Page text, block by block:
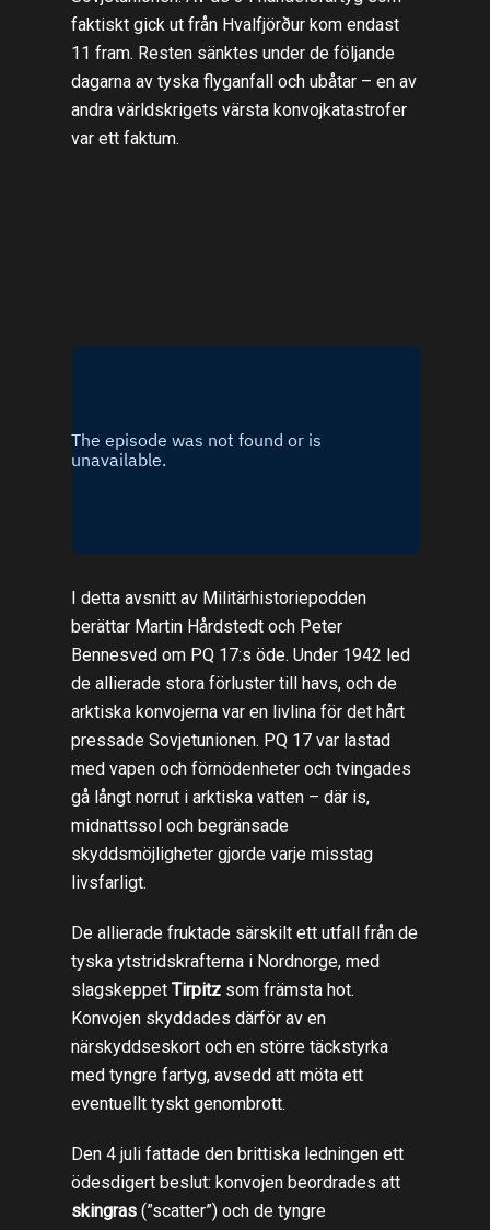
faktiskt gick ut från Hvalfjörður kom endast
11 fram. Resten sänktes under de följande
dagarna av tyska flyganfall och ubåtar – en av
andra världskrigets värsta konvojkatastrofer
var ett faktum.
I detta avsnitt av Militärhistoriepodden
berättar Martin Hårdstedt och Peter
Bennesved om PQ 17:s öde. Under 1942 led
de allierade stora förluster till havs, och de
arktiska konvojerna var en livlina för det hårt
pressade Sovjetunionen. PQ 17 var lastad
med vapen och förnödenheter och tvingades
gå långt norrut i arktiska vatten – där is,
midnattssol och begränsade
skyddsmöjligheter gjorde varje misstag
livsfarligt.
De allierade fruktade särskilt ett utfall från de
tyska ytstridskrafterna i Nordnorge, med
slagskeppet Tirpitzsom främsta hot.
Konvojen skyddades därför av en
närskyddseskort och en större täckstyrka
med tyngre fartyg, avsedd att möta ett
eventuellt tyskt genombrott.
Den 4 juli fattade den brittiska ledningen ett
ödesdigert beslut: konvojen beordrades att
skingras(”scatter”) och de tyngre